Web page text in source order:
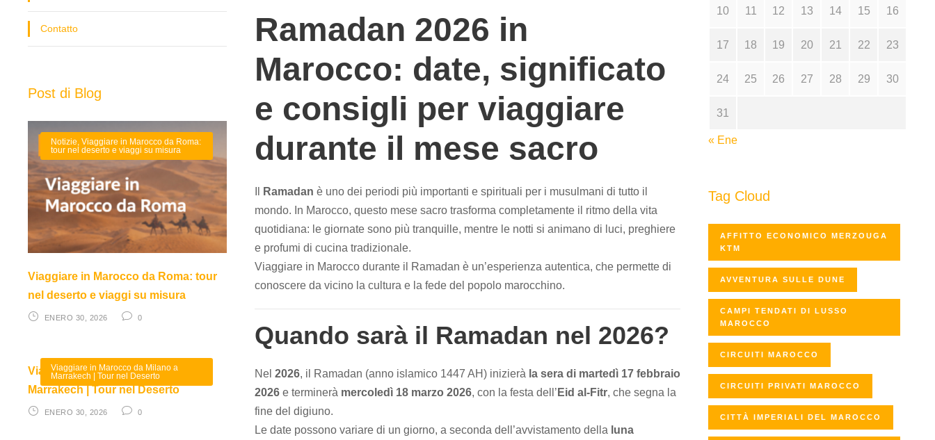
Ramadan 2026 in
Marocco: date, significato
e consigli per viaggiare
durante il mese sacro
Ramadan è uno dei periodi più importanti e spirituali per i musulmani di tutto il
mondo. In Marocco, questo mese sacro trasforma completamente il ritmo della vita
quotidiana: le giornate sono più tranquille, mentre le notti si animano di luci, preghiere
e profumi di cucina tradizionale.
Viaggiare in Marocco durante il Ramadan è un’esperienza autentica, che permette di
conoscere da vicino la cultura e la fede del popolo marocchino.
Quando sarà il Ramadan nel 2026?
Nel 2026, il Ramadan (anno islamico 1447 AH) inizierà la sera di martedì 17 febbraio
2026 e terminerà mercoledì 18 marzo 2026, con la festa dell’ Eid al-Fitr, che segna la
fine del digiuno.
Le date possono variare di un giorno, a seconda dell’avvistamento della luna
Contatto
Post di Blog
Notizie Viaggiare in Marocco da Roma:
tour nel deserto e viaggi su misura
Viaggiare in Marocco da Roma: tour
nel deserto e viaggi su misura
ENERO 30, 2026 0
Viaggiare in Marocco da Milano a
Marrakech | Tour nel Deserto
Viaggiare in Marocco da Milano a
Marrakech | Tour nel Deserto
ENERO 30, 2026 0
10 11 12 13 14 15 16
17 18 19 20 21 22 23
24 25 26 27 28 29 30
31
« Ene
Tag Cloud
AFFITTO ECONOMICO MERZOUGA
KTM
AVVENTURA SULLE DUNE
CAMPI TENDATI DI LUSSO
MAROCCO
CIRCUITI MAROCCO
CIRCUITI PRIVATI MAROCCO
CITTÀ IMPERIALI DEL MAROCCO